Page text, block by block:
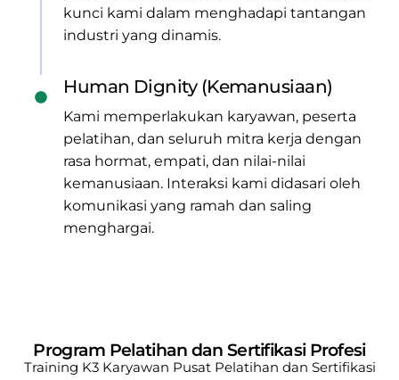
kunci kami dalam menghadapi tantangan
industri yang dinamis.
Human Dignity (Kemanusiaan)
Kami memperlakukan karyawan, peserta
pelatihan, dan seluruh mitra kerja dengan
rasa hormat, empati, dan nilai-nilai
kemanusiaan. Interaksi kami didasari oleh
komunikasi yang ramah dan saling
menghargai.
Program Pelatihan dan Sertifikasi Profesi
Training K3 Karyawan Pusat Pelatihan dan Sertifikasi